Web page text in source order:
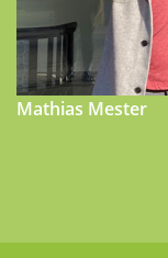
Mathias Mester